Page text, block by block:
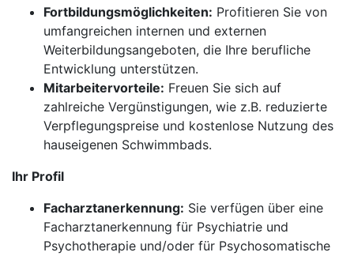
Fortbildungsmöglichkeiten: Profitieren Sie von
umfangreichen internen und externen
Weiterbildungsangeboten, die Ihre berufliche
Entwicklung unterstützen.
Mitarbeitervorteile: Freuen Sie sich auf
zahlreiche Vergünstigungen, wie z.B. reduzierte
Verpflegungspreise und kostenlose Nutzung des
hauseigenen Schwimmbads.
Ihr Profil
Facharztanerkennung: Sie verfügen über eine
Facharztanerkennung für Psychiatrie und
Psychotherapie und/oder für Psychosomatische